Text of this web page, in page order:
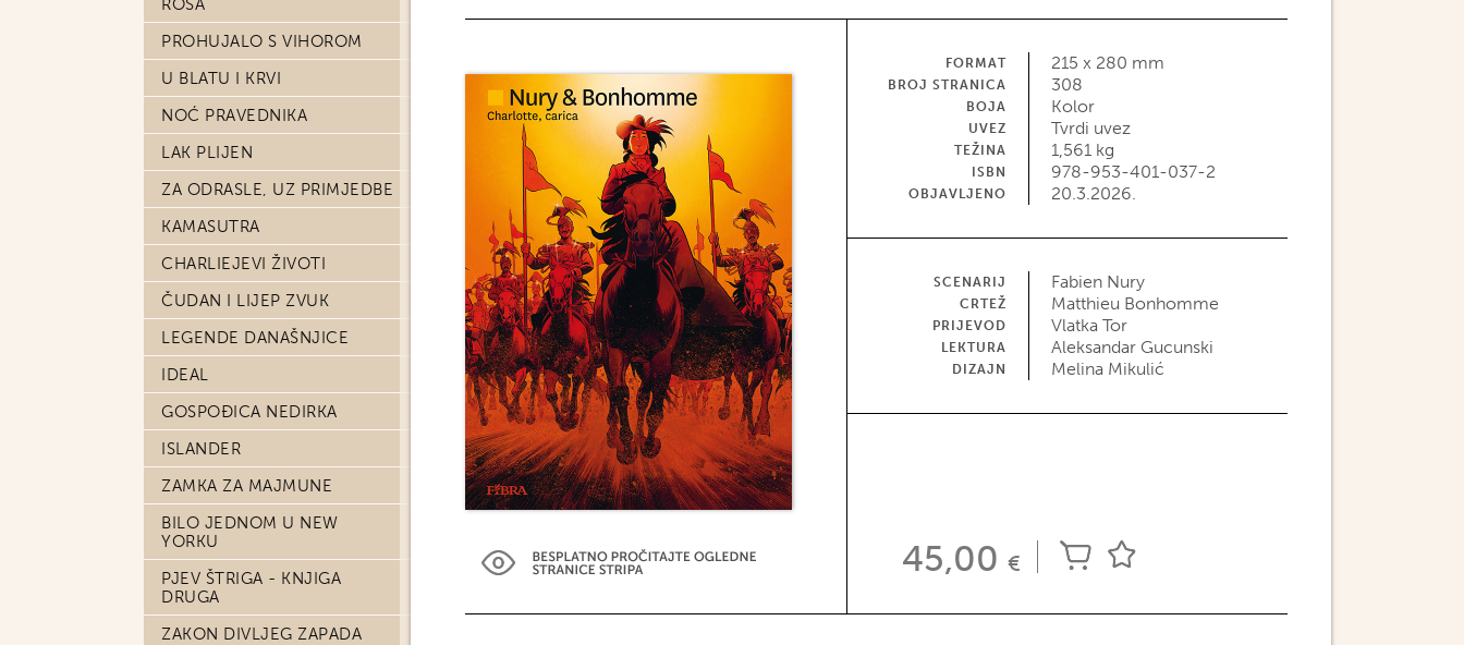
ROSA
PROHUJALO S VIHOROM
U BLATU I KRVI
NOĆ PRAVEDNIKA
LAK PLIJEN
ZA ODRASLE, UZ PRIMJEDBE
KAMASUTRA
CHARLIEJEVI ŽIVOTI
ČUDAN I LIJEP ZVUK
LEGENDE DANAŠNJICE
IDEAL
GOSPOĐICA NEDIRKA
ISLANDER
ZAMKA ZA MAJMUNE
BILO JEDNOM U NEW
YORKU
PJEV ŠTRIGA - KNJIGA
DRUGA
ZAKON DIVLJEG ZAPADA
FORMAT 215 x 280 mm
BROJ STRANICA 308
BOJA Kolor
UVEZ Tvrdi uvez
TEŽINA 1,561 kg
ISBN 978-953-401-037-2
OBJAVLJENO 20.3.2026.
SCENARIJ Fabien Nury
CRTEŽ Matthieu Bonhomme
PRIJEVOD Vlatka Tor
LEKTURA Aleksandar Gucunski
DIZAJN Melina Mikulić
45,00 €